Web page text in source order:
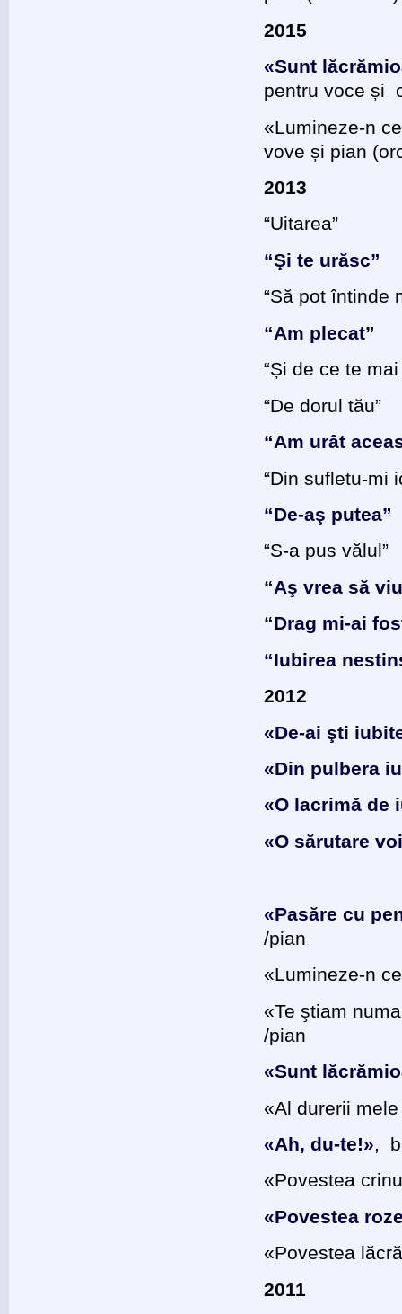
2015
«Sunt
pentru voce și
«Lumineze-n
vove și pian
2013
“Uitarea”
“Şi te urăsc”
“Să pot întinde
“Am plecat”
“Și de ce te
“De dorul tău”
“Am urât
“Din sufletu-mi
“De-aş putea”
“S-a pus vălul”
“Aş vrea să
“Drag mi-ai
“Iubirea
2012
«De-ai şti
«Din pulbera
«O lacrimă de
«O sărutare
«Pasăre cu
/pian
«Lumineze-n
«Te ştiam
/pian
«Sunt
«Аl durerii
«Ah, du-te!»,
«Povestea
«Povestea
«Povestea
2011